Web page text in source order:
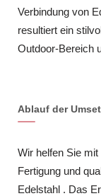
Verbindung von
resultiert ein
Outdoor-Bereich
Ablauf der
Wir helfen Sie
Fertigung und
Edelstahl . Das